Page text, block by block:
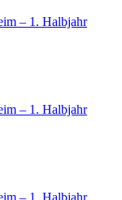
– 1. Halbjahr
– 1. Halbjahr
– 1. Halbjahr